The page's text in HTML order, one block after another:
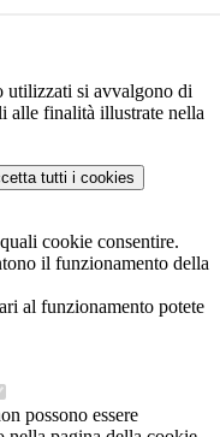
utilizzati si avvalgono di
alle finalità illustrate nella
tutti i cookies
cookie consentire.
il funzionamento della
al funzionamento potete
possono essere